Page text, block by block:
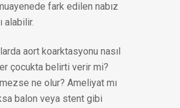
fark edilen nabız
alabilir.
aort koarktasyonu nasıl
çocukta belirti verir mi?
ne olur? Ameliyat mı
balon veya stent gibi